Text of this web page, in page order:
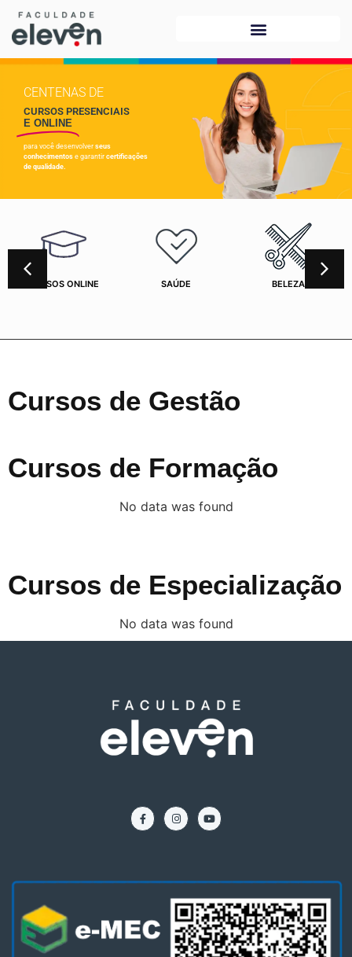
CENTENAS DE
CURSOS PRESENCIAIS
E ONLINE
para você desenvolver seus
conhecimentos e garantir certificações
de qualidade.
CURSOS ONLINE SAÚDE BELEZA
Cursos de Gestão
Cursos de Formação
No data was found
Cursos de Especialização
No data was found